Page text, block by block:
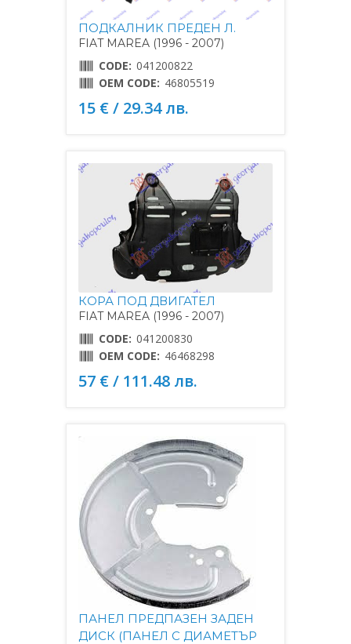
ПОДКАЛНИК ПРЕДЕН Л.
FIAT MAREA (1996 - 2007)
CODE: 041200822
OEM CODE: 46805519
15 € / 29.34 лв.
КОРА ПОД ДВИГАТЕЛ
FIAT MAREA (1996 - 2007)
CODE: 041200830
OEM CODE: 46468298
57 € / 111.48 лв.
ПАНЕЛ ПРЕДПАЗЕН ЗАДЕН
ДИСК (ПАНЕЛ С ДИАМЕТЪР